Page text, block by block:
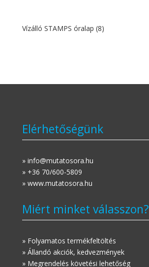
Vízálló STAMPS óralap (8)
Elérhetőségünk
» info@mutatosora.hu
» +36 70/600-5809
» www.mutatosora.hu
Miért minket válasszon?
» Folyamatos termékfeltöltés
» Állandó akciók, kedvezmények
» Megrendelés követési lehetőség